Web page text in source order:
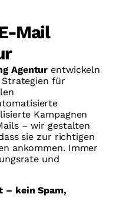
Mail
Agentur entwickeln
für
Kampagnen
– wir gestalten
sie zur richtigen
ankommen. Immer
und
– kein Spam,